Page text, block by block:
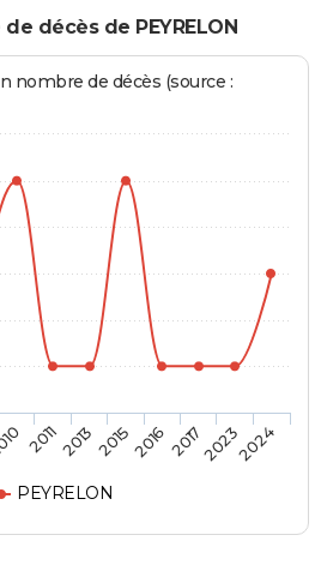
décès de PEYRELON
nombre de décès (source :
PEYRELON
2011201320152016201720232024